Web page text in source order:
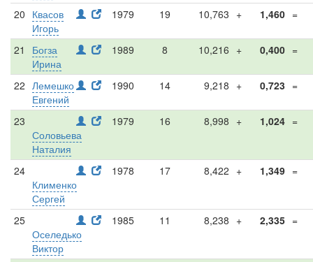
20 Квасов
Игорь
1979 19 10,763 + 1,460 =
21
Богза
Ирина
1989 8 10,216 + 0,400 =
22 Лемешко
Евгений
1990 14 9,218 + 0,723 =
23
Соловьева
Наталия
1979 16 8,998 + 1,024 =
24
Клименко
Сергей
1978 17 8,422 + 1,349 =
25
Оселедько
Виктор
1985 11 8,238 + 2,335 =